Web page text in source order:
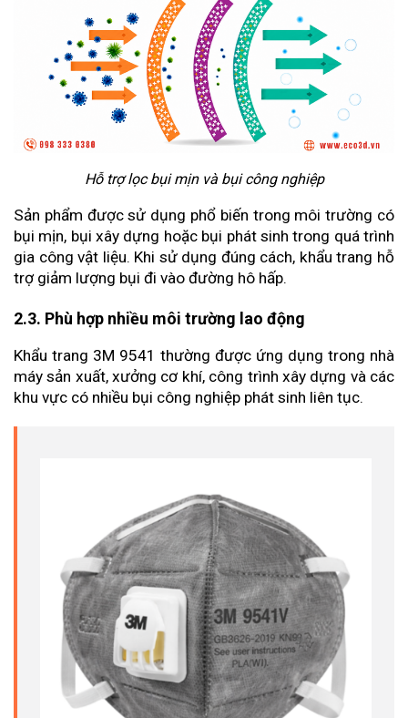
Hỗ trợ lọc bụi mịn và bụi công nghiệp
Sản phẩm được sử dụng phổ biến trong môi trường có
bụi mịn, bụi xây dựng hoặc bụi phát sinh trong quá trình
gia công vật liệu. Khi sử dụng đúng cách, khẩu trang hỗ
trợ giảm lượng bụi đi vào đường hô hấp.
2.3. Phù hợp nhiều môi trường lao động
Khẩu trang 3M 9541 thường được ứng dụng trong nhà
máy sản xuất, xưởng cơ khí, công trình xây dựng và các
khu vực có nhiều bụi công nghiệp phát sinh liên tục.